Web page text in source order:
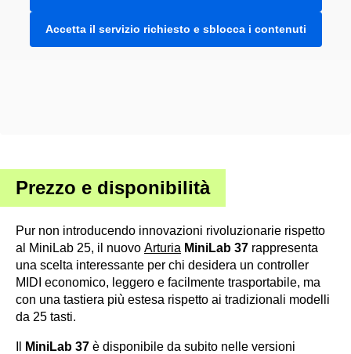
Accetta il servizio richiesto e sblocca i contenuti
Prezzo e disponibilità
Pur non introducendo innovazioni rivoluzionarie rispetto
al MiniLab 25, il nuovo Arturia MiniLab 37 rappresenta
una scelta interessante per chi desidera un controller
MIDI economico, leggero e facilmente trasportabile, ma
con una tastiera più estesa rispetto ai tradizionali modelli
da 25 tasti.
MiniLab 37 è disponibile da subito nelle versioni